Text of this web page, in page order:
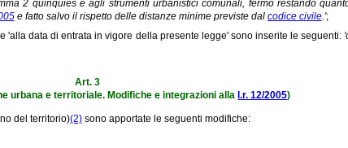
2 quinquies e agli strumenti urbanistici comunali, fermo restando
e fatto salvo il rispetto delle distanze minime previste dal codice civile.';
data di entrata in vigore della presente legge' sono inserite le seguenti:
Art. 3
urbana e territoriale. Modifiche e integrazioni alla l.r. 12/2005)
del territorio)(2) sono apportate le seguenti modifiche: